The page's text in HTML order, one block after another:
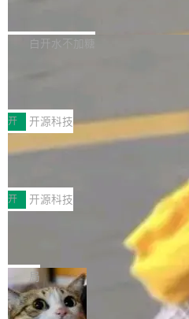
个主 agent 循环，外加一组后台
库，并将作为transport接入
MPComm将作为一种传输引擎接入
ENT，实现零拷贝传输性能提升
传输性能最高提升5倍。UCL-
于自研UCL-Engine通信引擎，后
持续开源更多基于UCL-Engine的
件。 腾讯网平团队在UCL-
个独立于业务线程的全局通信引擎
白开水不加糖
型案例入选名单》，深信服“面向企
开源 AI 编程平台 CoStrict 应用”凭
创新与落地成效成功入选。 全链路
助力企业AI研发安全落地 当前，越
经开始引入 AI Coding 工具，通过
型或企业内部部署模型提升研发效
Coding 从个人辅助工具逐步走向
级应用，企业在规模化落地过程中
可控性和代码质量提出了更高要求
安全与合规要求。对于大多数普通
有云模型能够满足快速试用和效率
开 开源科技
深信服AI算力网关入选工信部人
前不久，工业和信息化部正式发布
智能应用典型案例名单》，集中展
各领域的应用成果，覆盖技术底座
产品应用、支撑保障、专题等五大
AI算力网关（AI创新平台）成功入
各业的Agent走向规模化建设，算
渐丰富，用户关注的重点也在发生
让AI用起来，还要进一步看清混合
开 开源科技
Jeff Dean 离开 Google：一个
束，一个实验室的开始
Google 员工编号 20。
Bigtable 作者之一。TensorFlow
Gemini 的架构师。Google 首席科
ean 在 Google 工作了 27 年后，
局
🔥 SolonCode v2026.8.4 发布